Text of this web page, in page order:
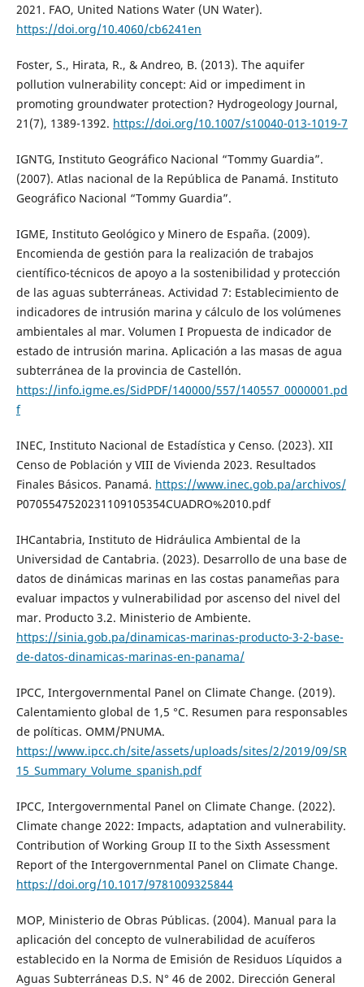
2021. FAO, United Nations Water (UN Water).
https://doi.org/10.4060/cb6241en
Foster, S., Hirata, R., & Andreo, B. (2013). The aquifer
pollution vulnerability concept: Aid or impediment in
promoting groundwater protection? Hydrogeology Journal,
21(7), 1389-1392. https://doi.org/10.1007/s10040-013-1019-7
IGNTG, Instituto Geográfico Nacional “Tommy Guardia”.
(2007). Atlas nacional de la República de Panamá. Instituto
Geográfico Nacional “Tommy Guardia”.
IGME, Instituto Geológico y Minero de España. (2009).
Encomienda de gestión para la realización de trabajos
científico-técnicos de apoyo a la sostenibilidad y protección
de las aguas subterráneas. Actividad 7: Establecimiento de
indicadores de intrusión marina y cálculo de los volúmenes
ambientales al mar. Volumen I Propuesta de indicador de
estado de intrusión marina. Aplicación a las masas de agua
subterránea de la provincia de Castellón.
https://info.igme.es/SidPDF/140000/557/140557_0000001.pd
f
INEC, Instituto Nacional de Estadística y Censo. (2023). XII
Censo de Población y VIII de Vivienda 2023. Resultados
Finales Básicos. Panamá. https://www.inec.gob.pa/archivos/
P0705547520231109105354CUADRO%2010.pdf
IHCantabria, Instituto de Hidráulica Ambiental de la
Universidad de Cantabria. (2023). Desarrollo de una base de
datos de dinámicas marinas en las costas panameñas para
evaluar impactos y vulnerabilidad por ascenso del nivel del
mar. Producto 3.2. Ministerio de Ambiente.
https://sinia.gob.pa/dinamicas-marinas-producto-3-2-base-
de-datos-dinamicas-marinas-en-panama/
IPCC, Intergovernmental Panel on Climate Change. (2019).
Calentamiento global de 1,5 °C. Resumen para responsables
de políticas. OMM/PNUMA.
https://www.ipcc.ch/site/assets/uploads/sites/2/2019/09/SR
15_Summary_Volume_spanish.pdf
IPCC, Intergovernmental Panel on Climate Change. (2022).
Climate change 2022: Impacts, adaptation and vulnerability.
Contribution of Working Group II to the Sixth Assessment
Report of the Intergovernmental Panel on Climate Change.
https://doi.org/10.1017/9781009325844
MOP, Ministerio de Obras Públicas. (2004). Manual para la
aplicación del concepto de vulnerabilidad de acuíferos
establecido en la Norma de Emisión de Residuos Líquidos a
Aguas Subterráneas D.S. N° 46 de 2002. Dirección General